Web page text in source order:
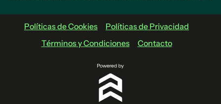
Políticas de Cookies
Políticas de Privacidad
Términos y Condiciones
Contacto